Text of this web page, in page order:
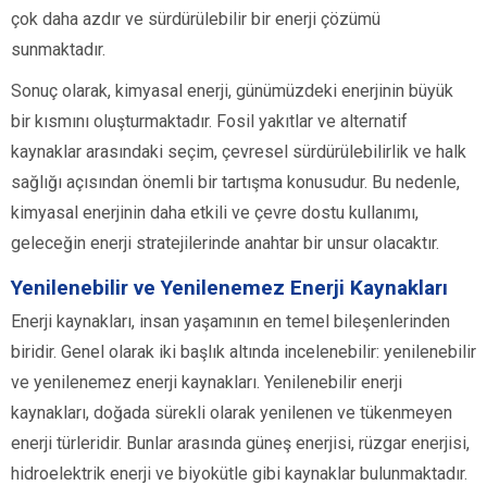
çok daha azdır ve sürdürülebilir bir enerji çözümü
sunmaktadır.
Sonuç olarak, kimyasal enerji, günümüzdeki enerjinin büyük
bir kısmını oluşturmaktadır. Fosil yakıtlar ve alternatif
kaynaklar arasındaki seçim, çevresel sürdürülebilirlik ve halk
sağlığı açısından önemli bir tartışma konusudur. Bu nedenle,
kimyasal enerjinin daha etkili ve çevre dostu kullanımı,
geleceğin enerji stratejilerinde anahtar bir unsur olacaktır.
Yenilenebilir ve Yenilenemez Enerji Kaynakları
Enerji kaynakları, insan yaşamının en temel bileşenlerinden
biridir. Genel olarak iki başlık altında incelenebilir: yenilenebilir
ve yenilenemez enerji kaynakları. Yenilenebilir enerji
kaynakları, doğada sürekli olarak yenilenen ve tükenmeyen
enerji türleridir. Bunlar arasında güneş enerjisi, rüzgar enerjisi,
hidroelektrik enerji ve biyokütle gibi kaynaklar bulunmaktadır.